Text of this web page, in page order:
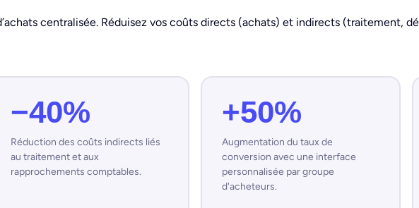
centralisée. Réduisez vos coûts directs (achats) et indirects (traitement,
−40%
Réduction des coûts indirects liés
au traitement et aux
rapprochements comptables.
+50%
Augmentation du taux de
conversion avec une interface
personnalisée par groupe
d'acheteurs.